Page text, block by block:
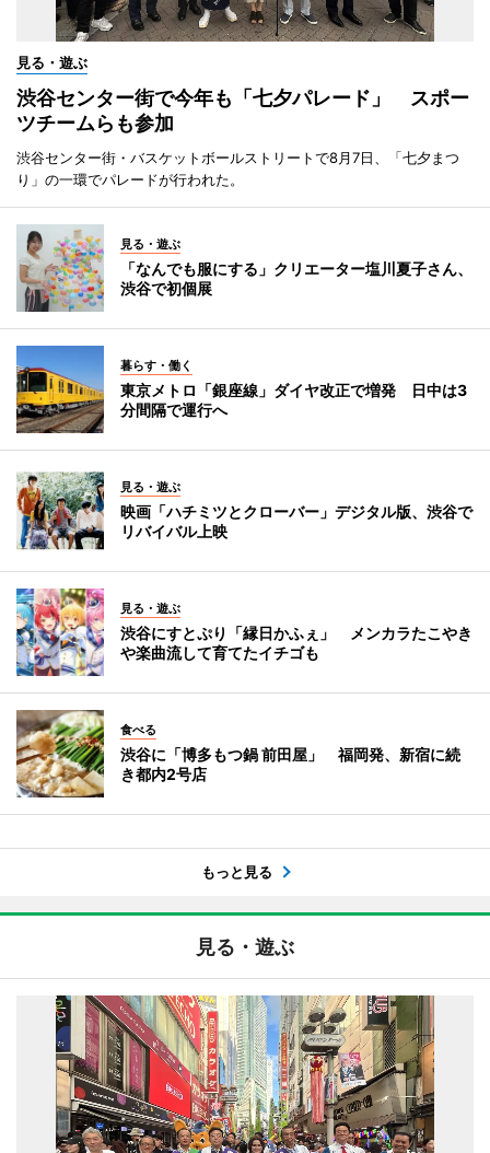
見る・遊ぶ
渋谷センター街で今年も「七夕パレード」 スポー
ツチームらも参加
渋谷センター街・バスケットボールストリートで8月7日、「七夕まつ
り」の一環でパレードが行われた。
見る・遊ぶ
「なんでも服にする」クリエーター塩川夏子さん、
渋谷で初個展
暮らす・働く
東京メトロ「銀座線」ダイヤ改正で増発 日中は3
分間隔で運行へ
見る・遊ぶ
映画「ハチミツとクローバー」デジタル版、渋谷で
リバイバル上映
見る・遊ぶ
渋谷にすとぷり「縁日かふぇ」 メンカラたこやき
や楽曲流して育てたイチゴも
食べる
渋谷に「博多もつ鍋 前田屋」 福岡発、新宿に続
き都内2号店
もっと見る
見る・遊ぶ